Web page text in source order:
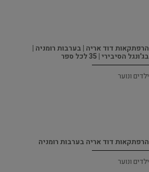
הרפתקאות דוד אריה | בערבות רומניה |
בג'ונגל הסיבירי | 35 לכל ספר
ילדים ונוער
הרפתקאות דוד אריה בערבות רומניה
ילדים ונוער